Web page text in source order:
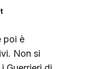
poi è
Non si